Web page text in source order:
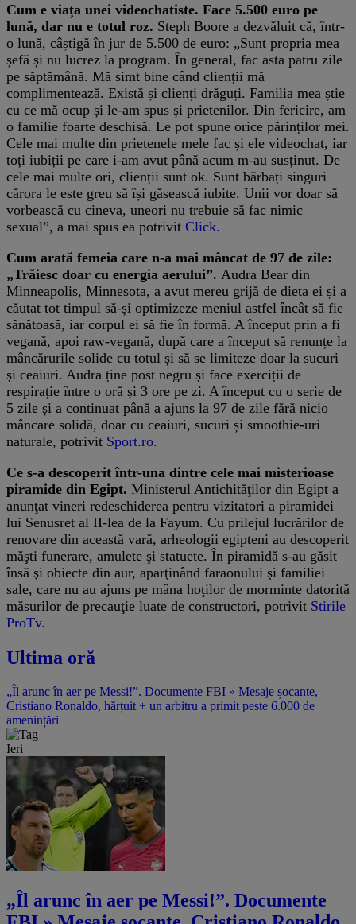
Cum e viața unei videochatiste. Face 5.500 euro pe
lună, dar nu e totul roz. Steph Boore a dezvăluit că, într-
o lună, câștigă în jur de 5.500 de euro: „Sunt propria mea
șefă și nu lucrez la program. În general, fac asta patru zile
pe săptămână. Mă simt bine când clienții mă
complimentează. Există și clienți drăguți. Familia mea știe
cu ce mă ocup și le-am spus și prietenilor. Din fericire, am
o familie foarte deschisă. Le pot spune orice părinților mei.
Cele mai multe din prietenele mele fac și ele videochat, iar
toți iubiții pe care i-am avut până acum m-au susținut. De
cele mai multe ori, clienții sunt ok. Sunt bărbați singuri
cărora le este greu să își găsească iubite. Unii vor doar să
vorbească cu cineva, uneori nu trebuie să fac nimic
sexual”, a mai spus ea potrivit Click.
Cum arată femeia care n-a mai mâncat de 97 de zile:
„Trăiesc doar cu energia aerului”. Audra Bear din
Minneapolis, Minnesota, a avut mereu grijă de dieta ei și a
căutat tot timpul să-și optimizeze meniul astfel încât să fie
sănătoasă, iar corpul ei să fie în formă. A început prin a fi
vegană, apoi raw-vegană, după care a început să renunțe la
mâncărurile solide cu totul și să se limiteze doar la sucuri
și ceaiuri. Audra ține post negru și face exerciții de
respirație între o oră și 3 ore pe zi. A început cu o serie de
5 zile și a continuat până a ajuns la 97 de zile fără nicio
mâncare solidă, doar cu ceaiuri, sucuri și smoothie-uri
naturale, potrivit Sport.ro.
Ce s-a descoperit într-una dintre cele mai misterioase
piramide din Egipt. Ministerul Antichităţilor din Egipt a
anunţat vineri redeschiderea pentru vizitatori a piramidei
lui Senusret al II-lea de la Fayum. Cu prilejul lucrărilor de
renovare din această vară, arheologii egipteni au descoperit
măşti funerare, amulete şi statuete. În piramidă s-au găsit
însă şi obiecte din aur, aparţinând faraonului şi familiei
sale, care nu au ajuns pe mâna hoţilor de morminte datorită
măsurilor de precauţie luate de constructori, potrivit Stirile
ProTv.
Ultima oră
„Îl arunc în aer pe Messi!”. Documente FBI » Mesaje șocante,
Cristiano Ronaldo, hărțuit + un arbitru a primit peste 6.000 de
amenințări
Ieri
„Îl arunc în aer pe Messi!”. Documente